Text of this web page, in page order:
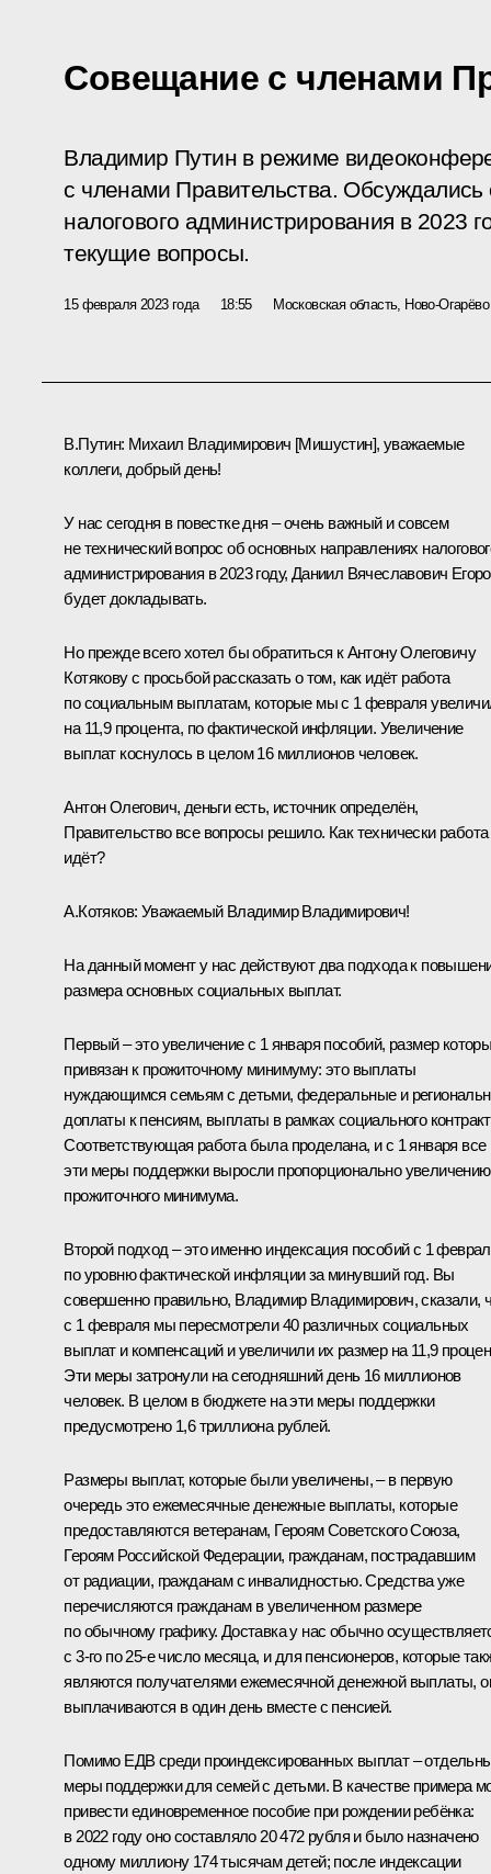
Совещание с членами
Владимир Путин в режиме
с членами Правительства.
налогового администрирования в 2023
текущие вопросы.
15 февраля 2023 года 18:55 Московская область, Ново-Огарёво
В.Путин: Михаил Владимирович [Мишустин], уважаемые
коллеги, добрый день!
У нас сегодня в повестке дня – очень важный и совсем
не технический вопрос об основных направлениях
администрирования в 2023 году, Даниил Вячеславович
будет докладывать.
Но прежде всего хотел бы обратиться к Антону Олеговичу
Котякову с просьбой рассказать о том, как идёт работа
по социальным выплатам, которые мы с 1 февраля
на 11,9 процента, по фактической инфляции. Увеличение
выплат коснулось в целом 16 миллионов человек.
Антон Олегович, деньги есть, источник определён,
Правительство все вопросы решило. Как технически работа
идёт?
А.Котяков: Уважаемый Владимир Владимирович!
На данный момент у нас действуют два подхода к
размера основных социальных выплат.
Первый – это увеличение с 1 января пособий, размер
привязан к прожиточному минимуму: это выплаты
нуждающимся семьям с детьми, федеральные и
доплаты к пенсиям, выплаты в рамках социального
Соответствующая работа была проделана, и с 1 января все
эти меры поддержки выросли пропорционально увеличению
прожиточного минимума.
Второй подход – это именно индексация пособий с 1
по уровню фактической инфляции за минувший год. Вы
совершенно правильно, Владимир Владимирович, сказали,
с 1 февраля мы пересмотрели 40 различных социальных
выплат и компенсаций и увеличили их размер на 11,9
Эти меры затронули на сегодняшний день 16 миллионов
человек. В целом в бюджете на эти меры поддержки
предусмотрено 1,6 триллиона рублей.
Размеры выплат, которые были увеличены, – в первую
очередь это ежемесячные денежные выплаты, которые
предоставляются ветеранам, Героям Советского Союза,
Героям Российской Федерации, гражданам, пострадавшим
от радиации, гражданам с инвалидностью. Средства уже
перечисляются гражданам в увеличенном размере
по обычному графику. Доставка у нас обычно
с 3-го по 25-е число месяца, и для пенсионеров, которые
являются получателями ежемесячной денежной выплаты,
выплачиваются в один день вместе с пенсией.
Помимо ЕДВ среди проиндексированных выплат –
меры поддержки для семей с детьми. В качестве примера
привести единовременное пособие при рождении ребёнка:
в 2022 году оно составляло 20 472 рубля и было назначено
одному миллиону 174 тысячам детей; после индексации